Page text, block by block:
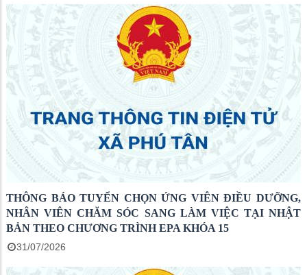
THÔNG BÁO TUYỂN CHỌN ỨNG VIÊN ĐIỀU DƯỠNG,
NHÂN VIÊN CHĂM SÓC SANG LÀM VIỆC TẠI NHẬT
BẢN THEO CHƯƠNG TRÌNH EPA KHÓA 15
31/07/2026